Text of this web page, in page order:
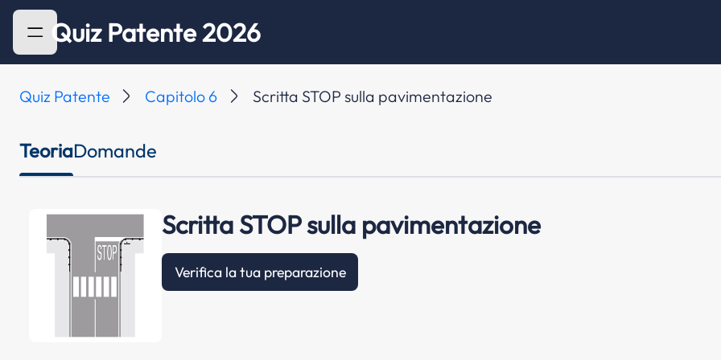
Quiz Patente 2026
Quiz Patente Capitolo 6 Scritta STOP sulla pavimentazione
TeoriaDomande
Scritta STOP sulla pavimentazione
Verifica la tua preparazione